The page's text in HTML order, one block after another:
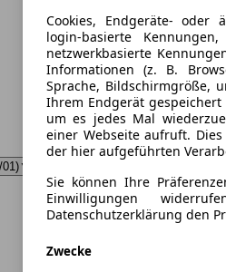
▼
Cookies, Endgeräte- oder
login-basierte
netzwerkbasierte
Informationen (z. B.
Sprache, Bildschirmgröße,
Ihrem Endgerät
um es jedes Mal
einer Webseite aufruft.
der hier aufgeführten
Sie können Ihre
Einwilligungen
Datenschutzerklärung den
Zwecke